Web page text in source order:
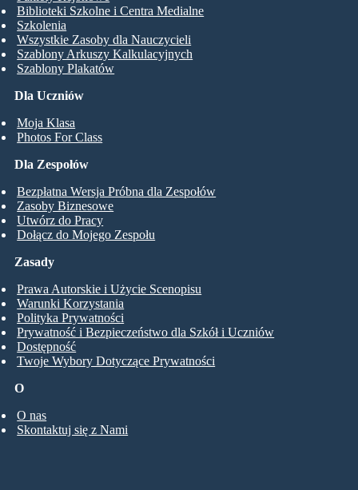
Dla Uczniów
Moja Klasa
Photos For Class
Biblioteki Szkolne i Centra Medialne
Szkolenia
Wszystkie Zasoby dla Nauczycieli
Szablony Arkuszy Kalkulacyjnych
Szablony Plakatów
Dla Zespołów
Bezpłatna Wersja Próbna dla Zespołów
Zasoby Biznesowe
Utwórz do Pracy
Dołącz do Mojego Zespołu
O
O nas
Skontaktuj się z Nami
Zasady
Prawa Autorskie i Użycie Scenopisu
Warunki Korzystania
Polityka Prywatności
Prywatność i Bezpieczeństwo dla Szkół i Uczniów
Dostępność
Twoje Wybory Dotyczące Prywatności